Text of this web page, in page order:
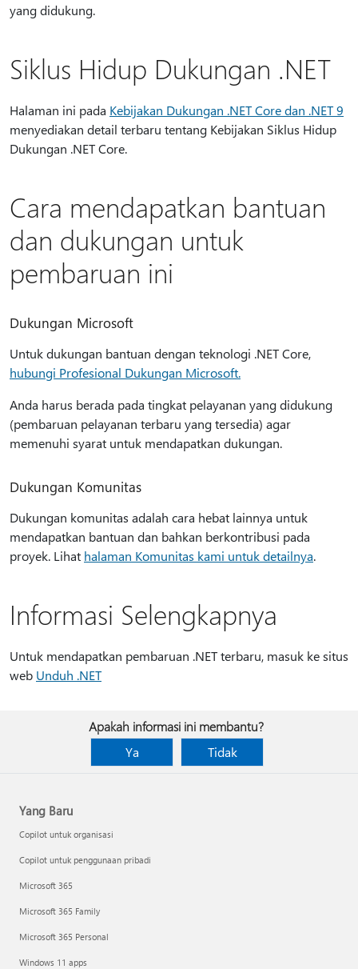
yang didukung.
Siklus Hidup Dukungan .NET
Halaman ini pada Kebijakan Dukungan .NET Core dan .NET 9
menyediakan detail terbaru tentang Kebijakan Siklus Hidup
Dukungan .NET Core.
Cara mendapatkan bantuan
dan dukungan untuk
pembaruan ini
Dukungan Microsoft
Untuk dukungan bantuan dengan teknologi .NET Core,
hubungi Profesional Dukungan Microsoft.
Anda harus berada pada tingkat pelayanan yang didukung
(pembaruan pelayanan terbaru yang tersedia) agar
memenuhi syarat untuk mendapatkan dukungan.
Dukungan Komunitas
Dukungan komunitas adalah cara hebat lainnya untuk
mendapatkan bantuan dan bahkan berkontribusi pada
proyek. Lihat halaman Komunitas kami untuk detailnya.
Informasi Selengkapnya
Untuk mendapatkan pembaruan .NET terbaru, masuk ke situs
web Unduh .NET
Apakah informasi ini membantu?
Ya
Tidak
Yang Baru
Copilot untuk organisasi
Copilot untuk penggunaan pribadi
Microsoft 365
Microsoft 365 Family
Microsoft 365 Personal
Windows 11 apps